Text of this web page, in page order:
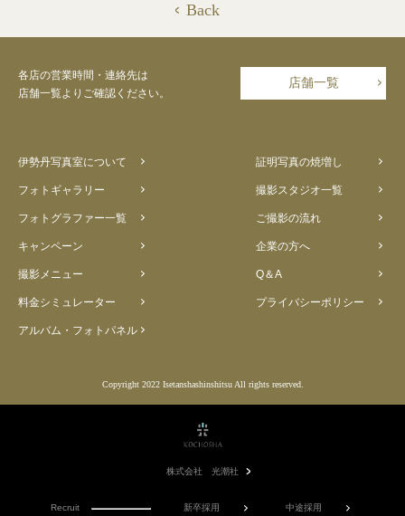
Back
各店の営業時間・連絡先は
店舗一覧よりご確認ください。
店舗一覧
伊勢丹写真室について 証明写真の焼増し
フォトギャラリー 撮影スタジオ一覧
フォトグラファー一覧 ご撮影の流れ
キャンペーン 企業の方へ
撮影メニュー Q＆A
料金シミュレーター プライバシーポリシー
アルバム・フォトパネル
Copyright 2022 Isetanshashinshitsu All rights reserved.
株式会社 光潮社
Recruit 新卒採用 中途採用